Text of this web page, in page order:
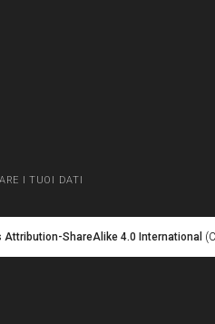
I TUOI DATI
Attribution-ShareAlike 4.0 International